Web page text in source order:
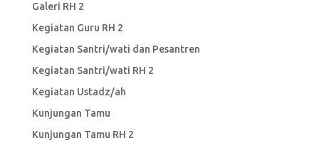
Galeri RH 2
Kegiatan Guru RH 2
Kegiatan Santri/wati dan Pesantren
Kegiatan Santri/wati RH 2
Kegiatan Ustadz/ah
Kunjungan Tamu
Kunjungan Tamu RH 2